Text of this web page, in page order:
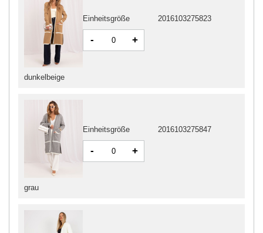
dunkelbeige
Einheitsgröße 2016103275823
- +
grau
Einheitsgröße 2016103275847
- +